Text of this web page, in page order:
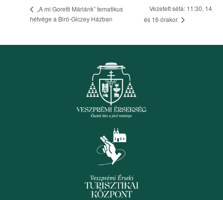
„A mi Goretti Máriánk” tematikus
hétvége a Biró-Giczey Házban
Vezetett séta: 11:30, 14
és 16 órakor